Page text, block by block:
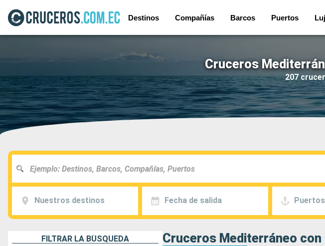
Destinos Compañías Barcos Puertos
Cruceros
207
Nuestros destinos Fecha de salida Puertos
FILTRAR LA BÚSQUEDA Cruceros Mediterráneo